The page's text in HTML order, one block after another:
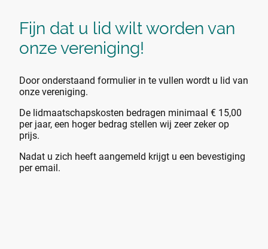
Fijn dat u lid wilt worden van
onze vereniging!
Door onderstaand formulier in te vullen wordt u lid van
onze vereniging.
De lidmaatschapskosten bedragen minimaal € 15,00
per jaar, een hoger bedrag stellen wij zeer zeker op
prijs.
Nadat u zich heeft aangemeld krijgt u een bevestiging
per email.